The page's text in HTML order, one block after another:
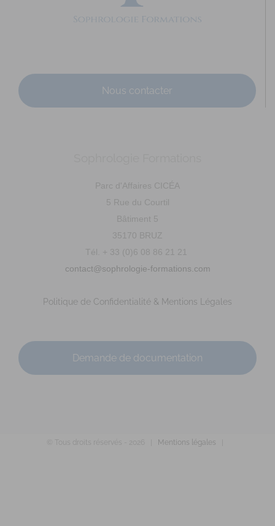
Nous contacter
Parc d'Affaires CICÉA
5 Rue du Courtil
Bâtiment 5
35170 BRUZ
Tél. + 33 (0)6 08 86 21 21
contact@sophrologie-formations.com
Politique de Confidentialité & Mentions Légales
Demande de documentation
© Tous droits réservés - Mentions légales